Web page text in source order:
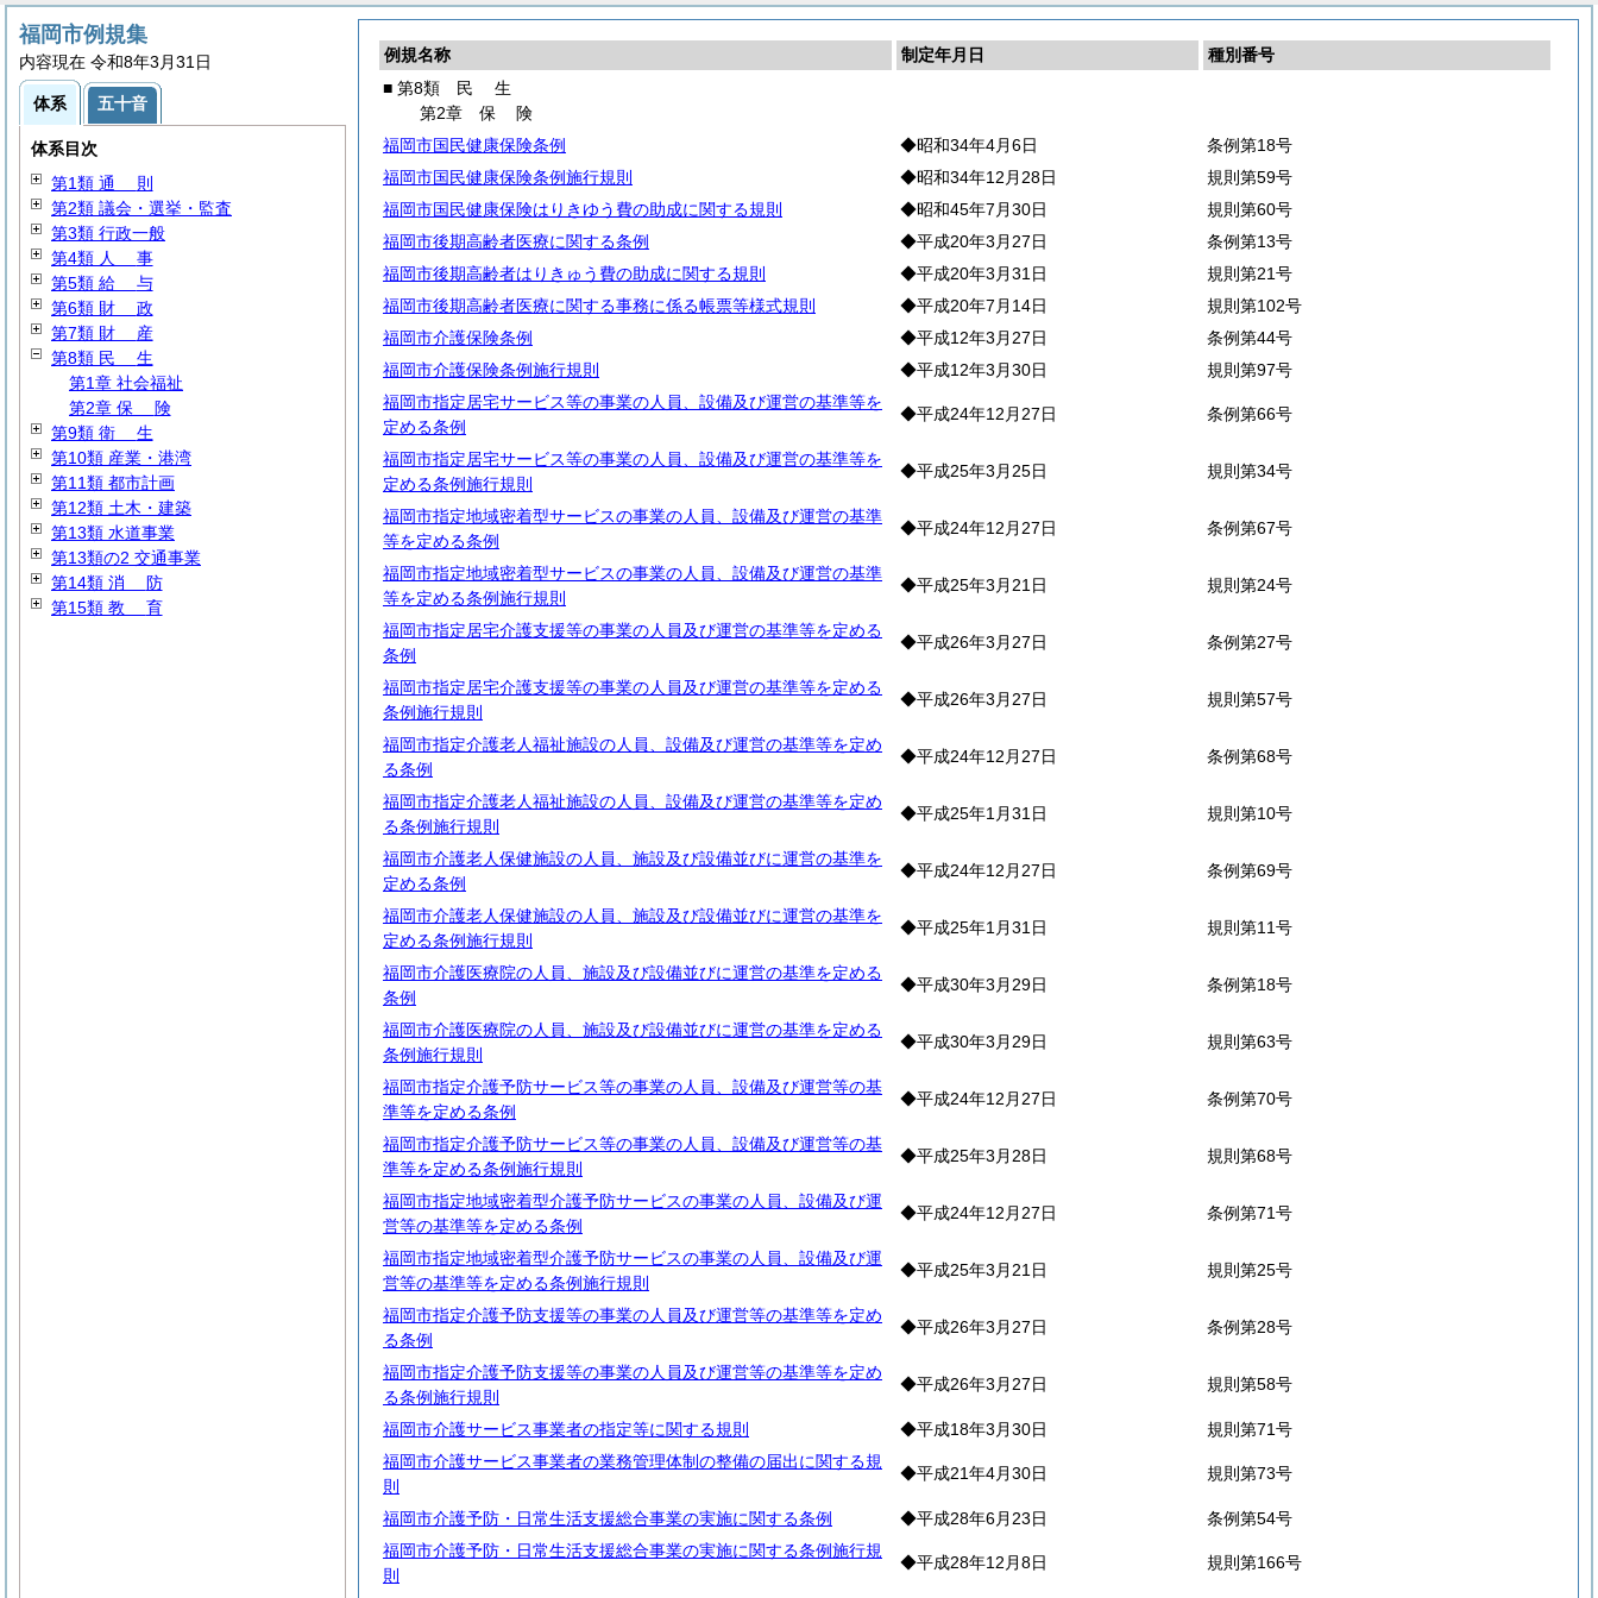
例規名称 制定年月日
種別番号
■ 第8類
民 生
第2章 保
険
福岡市国民健康保険条例
◆昭和34年4月6日
条例第18号
福岡市国民健康保険条例施行規則
◆昭和34年12月28日
規則第59号
福岡市国民健康保険はりきゆう費の助成に関する規則
◆昭和45年7月30日
規則第60号
福岡市後期高齢者医療に関する条例
◆平成20年3月27日
条例第13号
福岡市後期高齢者はりきゅう費の助成に関する規則
◆平成20年3月31日
規則第21号
福岡市後期高齢者医療に関する事務に係る帳票等様式規則
◆平成20年7月14日
規則第102号
福岡市介護保険条例
◆平成12年3月27日
条例第44号
福岡市介護保険条例施行規則
◆平成12年3月30日
規則第97号
福岡市指定居宅サービス等の事業の人員、設備及び運営の基準等を
定める条例
◆平成24年12月27日 条例第66号
福岡市指定居宅サービス等の事業の人員、設備及び運営の基準等を
定める条例施行規則
◆平成25年3月25日 規則第34号
福岡市指定地域密着型サービスの事業の人員、設備及び運営の基準
等を定める条例
◆平成24年12月27日 条例第67号
福岡市指定地域密着型サービスの事業の人員、設備及び運営の基準
等を定める条例施行規則
◆平成25年3月21日 規則第24号
福岡市指定居宅介護支援等の事業の人員及び運営の基準等を定める
条例
◆平成26年3月27日 条例第27号
福岡市指定居宅介護支援等の事業の人員及び運営の基準等を定める
条例施行規則
◆平成26年3月27日 規則第57号
福岡市指定介護老人福祉施設の人員、設備及び運営の基準等を定め
る条例
◆平成24年12月27日 条例第68号
福岡市指定介護老人福祉施設の人員、設備及び運営の基準等を定め
る条例施行規則
◆平成25年1月31日 規則第10号
福岡市介護老人保健施設の人員、施設及び設備並びに運営の基準を
定める条例
◆平成24年12月27日 条例第69号
福岡市介護老人保健施設の人員、施設及び設備並びに運営の基準を
定める条例施行規則
◆平成25年1月31日 規則第11号
福岡市介護医療院の人員、施設及び設備並びに運営の基準を定める
条例
◆平成30年3月29日 条例第18号
福岡市介護医療院の人員、施設及び設備並びに運営の基準を定める
条例施行規則
◆平成30年3月29日 規則第63号
福岡市指定介護予防サービス等の事業の人員、設備及び運営等の基
準等を定める条例
◆平成24年12月27日 条例第70号
福岡市指定介護予防サービス等の事業の人員、設備及び運営等の基
準等を定める条例施行規則
◆平成25年3月28日 規則第68号
福岡市指定地域密着型介護予防サービスの事業の人員、設備及び運
営等の基準等を定める条例
◆平成24年12月27日 条例第71号
福岡市指定地域密着型介護予防サービスの事業の人員、設備及び運
営等の基準等を定める条例施行規則
◆平成25年3月21日 規則第25号
福岡市指定介護予防支援等の事業の人員及び運営等の基準等を定め
る条例
◆平成26年3月27日 条例第28号
福岡市指定介護予防支援等の事業の人員及び運営等の基準等を定め
る条例施行規則
◆平成26年3月27日 規則第58号
福岡市介護サービス事業者の指定等に関する規則 ◆平成18年3月30日
規則第71号
福岡市介護サービス事業者の業務管理体制の整備の届出に関する規
則
◆平成21年4月30日 規則第73号
福岡市介護予防・日常生活支援総合事業の実施に関する条例 ◆平成28年6月23日
条例第54号
福岡市介護予防・日常生活支援総合事業の実施に関する条例施行規
則
◆平成28年12月8日 規則第166号
福岡市例規集
内容現在 令和8年3月31日
体系 五十音
体系目次
第1類 通 則
第2類 議会・選挙・監査
第3類 行政一般
第4類 人 事
第5類 給 与
第6類 財 政
第7類 財 産
第8類 民 生
第1章 社会福祉
第2章 保
険
第9類 衛 生
第10類 産業・港湾
第11類 都市計画
第12類 土木・建築
第13類 水道事業
第13類の2 交通事業
第14類 消 防
第15類 教 育